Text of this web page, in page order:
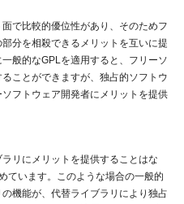
で比較的優位性があり、そのためフ
分を相殺できるメリットを互いに提
般的なGPLを適用すると、フリーソ
ことができますが、独占的ソフトウ
フトウェア開発者にメリットを提供
リにメリットを提供することはな
ています。このような場合の一般的
機能が、代替ライブラリにより独占